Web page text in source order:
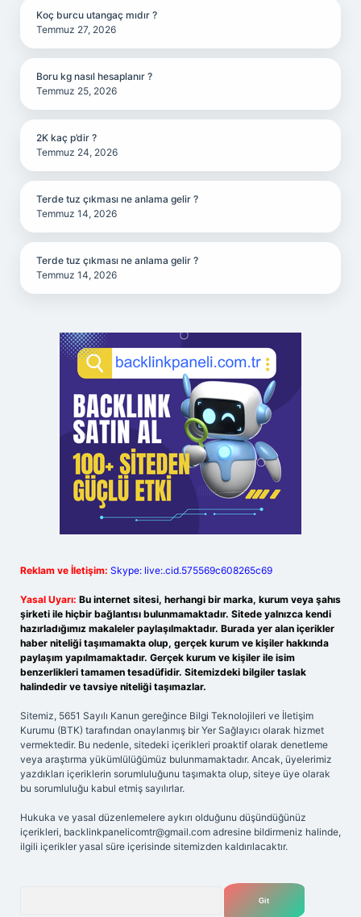
Koç burcu utangaç mıdır ?
Temmuz 27, 2026
Boru kg nasıl hesaplanır ?
Temmuz 25, 2026
2K kaç p’dir ?
Temmuz 24, 2026
Terde tuz çıkması ne anlama gelir ?
Temmuz 14, 2026
Terde tuz çıkması ne anlama gelir ?
Temmuz 14, 2026
Reklam ve İletişim: Skype: live:.cid.575569c608265c69
Yasal Uyarı: Bu internet sitesi, herhangi bir marka, kurum veya şahıs
şirketi ile hiçbir bağlantısı bulunmamaktadır. Sitede yalnızca kendi
hazırladığımız makaleler paylaşılmaktadır. Burada yer alan içerikler
haber niteliği taşımamakta olup, gerçek kurum ve kişiler hakkında
paylaşım yapılmamaktadır. Gerçek kurum ve kişiler ile isim
benzerlikleri tamamen tesadüfidir. Sitemizdeki bilgiler taslak
halindedir ve tavsiye niteliği taşımazlar.
Sitemiz, 5651 Sayılı Kanun gereğince Bilgi Teknolojileri ve İletişim
Kurumu (BTK) tarafından onaylanmış bir Yer Sağlayıcı olarak hizmet
vermektedir. Bu nedenle, sitedeki içerikleri proaktif olarak denetleme
veya araştırma yükümlülüğümüz bulunmamaktadır. Ancak, üyelerimiz
yazdıkları içeriklerin sorumluluğunu taşımakta olup, siteye üye olarak
bu sorumluluğu kabul etmiş sayılırlar.
Hukuka ve yasal düzenlemelere aykırı olduğunu düşündüğünüz
içerikleri, backlinkpanelicomtr@gmail.com adresine bildirmeniz halinde,
ilgili içerikler yasal süre içerisinde sitemizden kaldırılacaktır.